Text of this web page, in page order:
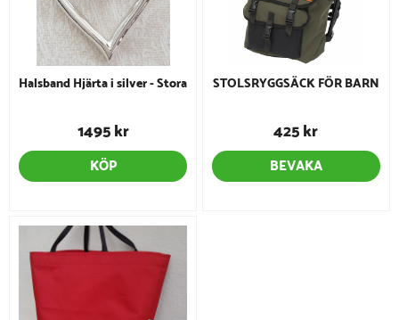
Halsband Hjärta i silver - Stora
1495 kr
KÖP
STOLSRYGGSÄCK FÖR BARN
425 kr
BEVAKA